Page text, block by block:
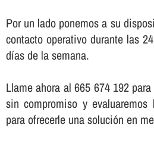
Por un lado ponemos a su
contacto operativo durante las
dí­as de la semana.
Llame ahora al 665 674 192
sin compromiso y
para ofrecerle una solución en